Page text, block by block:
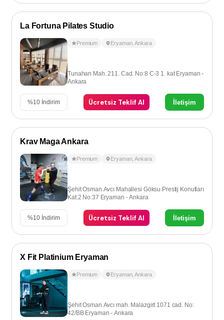
La Fortuna Pilates Studio
Premium Eryaman,Ankara
Tunahan Mah. 211. Cad. No:8 C-3 1. kat Eryaman -
Ankara
%10 İndirim Ücretsiz Teklif Al İletişim
Krav Maga Ankara
Premium Eryaman,Ankara
Şehit Osman Avcı Mahallesi Göksu Prestij Konutları
Kat:2 No:37 Eryaman - Ankara
%10 İndirim Ücretsiz Teklif Al İletişim
X Fit Platinium Eryaman
Premium Eryaman,Ankara
Şehit Osman Avcı mah. Malazgirt 1071 cad. No:
42/BB Eryaman - Ankara